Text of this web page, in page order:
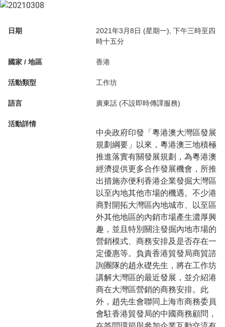
日期
2021年3月8日 (星期一), 下午三時至四
時十五分
國家 / 地區 香港
活動類型 工作坊
語言 廣東話 (不設即時傳譯服務)
活動詳情
中央政府印發「粵港澳大灣區發展
規劃綱要」以來，粵港澳三地積極
推進落實有關發展規劃，為粵港澳
經濟提供更多合作發展機會，所推
出措施亦便利香港企業發掘大灣區
以至內地其他市場的機遇。不少港
商對開拓大灣區內地城市、以至區
外其他地區的內銷市場產生濃厚興
趣，並且特別關注發掘內地市場的
營銷模式、商務安排及是否存在一
定優惠等。負責香港貿發局商貿諮
詢團隊的趙永礎先生，將在工作坊
講解大灣區的最近發展，並介紹港
商在大灣區營銷的商務安排。此
外，趙先生會聯同上海市商務委員
會駐香港貿發局的中國商務顧問，